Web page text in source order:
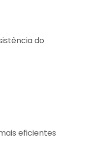
do
eficientes